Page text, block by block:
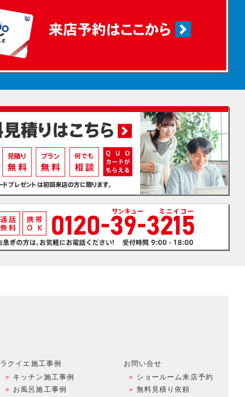
ラクイエ施工事例
キッチン施工事例
お風呂施工事例
お問い合せ
ショールーム来店予約
無料見積り依頼